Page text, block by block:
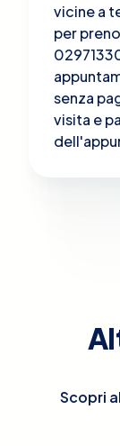
vicine a
per
senza
visita e
Scopri